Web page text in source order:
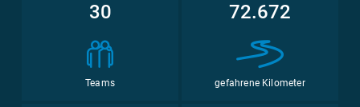
30
Teams
72.672
gefahrene Kilometer